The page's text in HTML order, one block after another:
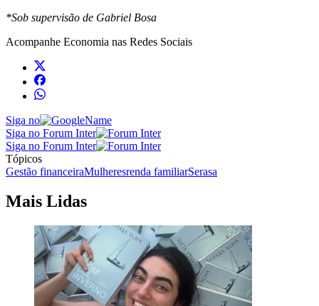
*Sob supervisão de Gabriel Bosa
Acompanhe Economia nas Redes Sociais
Siga no
Siga no Forum Inter
Siga no Forum Inter
Tópicos
Gestão financeiraMulheresrenda familiarSerasa
Mais Lidas